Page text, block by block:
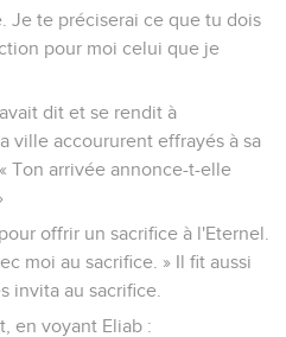
Je te préciserai ce que tu dois
pour moi celui que je
dit et se rendit à
ville accoururent effrayés à sa
Ton arrivée annonce-t-elle
offrir un sacrifice à l'Eternel.
moi au sacrifice. » Il fit aussi
invita au sacrifice.
en voyant Eliab :